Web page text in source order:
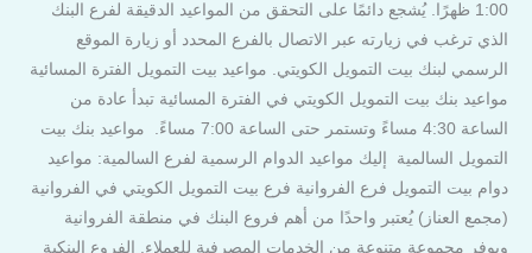
1:00 ظهرًا. يُشجع دائمًا على التحقق من المواعيد الدقيقة لفرع البنك
الذي ترغب في زيارته عبر الاتصال بالفرع المحدد أو زيارة الموقع
الرسمي لبنك بيت التمويل الكويتي. مواعيد بيت التمويل الفترة المسائية
مواعيد بنك بيت التمويل الكويتي في الفترة المسائية تبدأ عادة من
الساعة 4:30 مساءً وتستمر حتى الساعة 7:00 مساءً. مواعيد بنك بيت
التمويل السالمية إليك مواعيد الدوام الرسمية لفرع السالمية: مواعيد
دوام بيت التمويل فرع الفروانية فرع بيت التمويل الكويتي في الفروانية
(مجمع العناز) يُعتبر واحدًا من أهم فروع البنك في منطقة الفروانية
ويوفر مجموعة متنوعة من الخدمات المصرفية للعملاء. الفروع البنكية